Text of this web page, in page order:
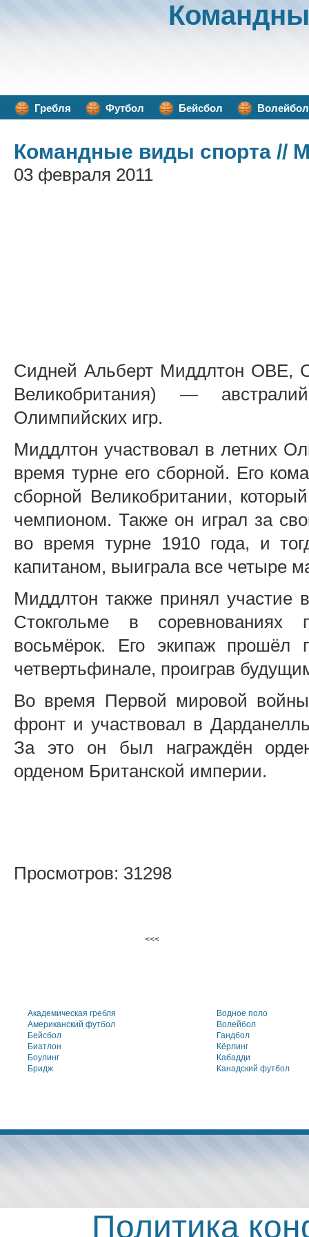
Гребля Футбол Бейсбол Волейбол
Командные виды спорта //
03 февраля 2011
Сидней Альберт Миддлтон OBE,
Великобритания) —
Олимпийских игр.
Миддлтон участвовал в летних
время турне его сборной. Его
сборной Великобритании,
чемпионом. Также он играл за
во время турне 1910 года, и
капитаном, выиграла все четыре
Миддлтон также принял участие
Стокгольме в соревнованиях
восьмёрок. Его экипаж прошёл
четвертьфинале, проиграв
Во время Первой мировой
фронт и участвовал в
За это он был награждён
орденом Британской империи.
Просмотров: 31298
<<<
Академическая гребля
Американский футбол
Бейсбол
Биатлон
Боулинг
Бридж
Водное поло
Волейбол
Гандбол
Кёрлинг
Кабадди
Канадский футбол
Политика